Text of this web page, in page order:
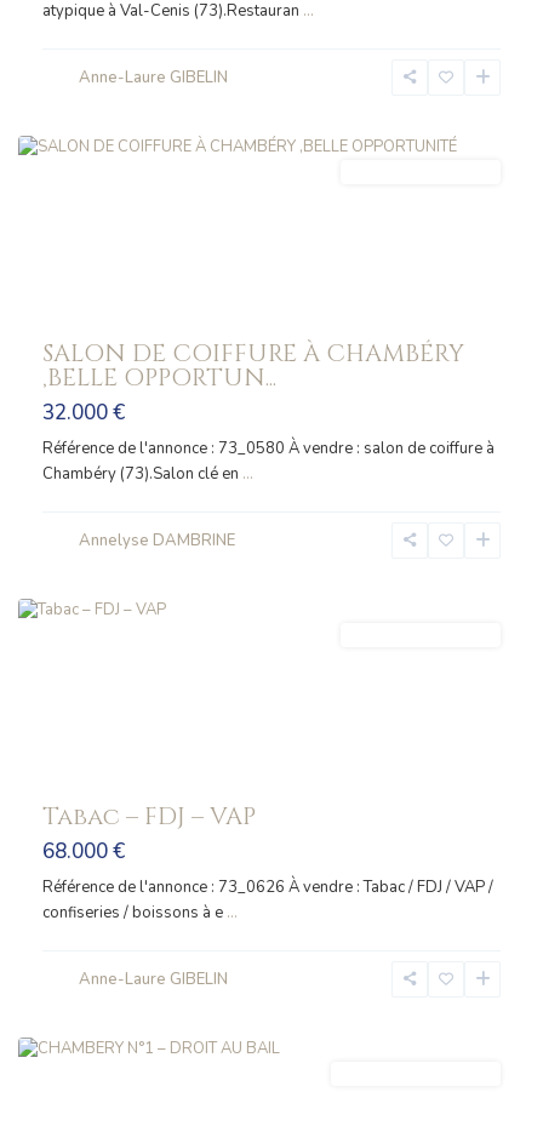
atypique à Val-Cenis (73).Restauran ...
Anne-Laure GIBELIN
SALON DE COIFFURE À CHAMBÉRY
,BELLE OPPORTUN...
32.000 €
Référence de l'annonce : 73_0580 À vendre : salon de coiffure à
Chambéry (73).Salon clé en ...
Annelyse DAMBRINE
Tabac – FDJ – VAP
68.000 €
Référence de l'annonce : 73_0626 À vendre : Tabac / FDJ / VAP /
confiseries / boissons à e ...
Anne-Laure GIBELIN